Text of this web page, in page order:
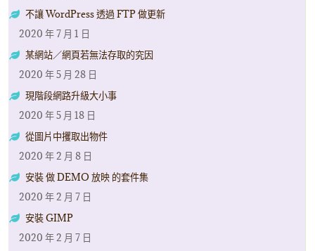
不讓 WordPress 透過 FTP 做更新
2020 年 7 月 1 日
某網站／網頁若無法存取的究因
2020 年 5 月 28 日
現階段網路升級大小事
2020 年 5 月 18 日
從圖片中攫取出物件
2020 年 2 月 8 日
安裝 做 DEMO 放映 的套件集
2020 年 2 月 7 日
安裝 GIMP
2020 年 2 月 7 日